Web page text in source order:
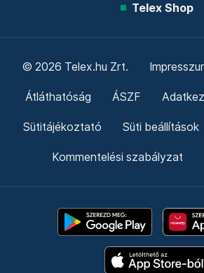
Telex Shop
© 2026 Telex.hu Zrt.
Átláthatóság ÁSZF
Sütitájékoztató Süti beállítások
Kommentelési szabályzat